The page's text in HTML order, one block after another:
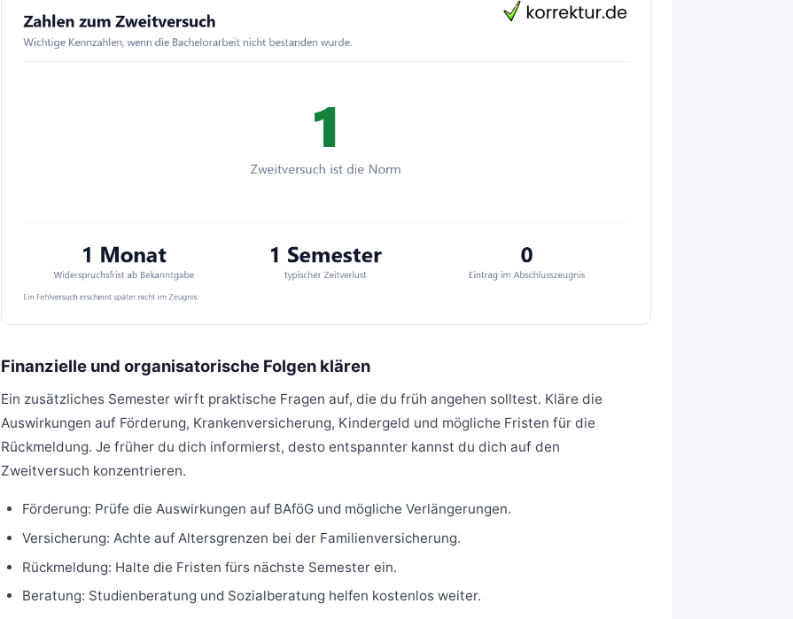
Finanzielle und organisatorische Folgen klären
Ein zusätzliches Semester wirft praktische Fragen auf, die du früh angehen solltest. Kläre die
Auswirkungen auf Förderung, Krankenversicherung, Kindergeld und mögliche Fristen für die
Rückmeldung. Je früher du dich informierst, desto entspannter kannst du dich auf den
Zweitversuch konzentrieren.
Förderung: Prüfe die Auswirkungen auf BAföG und mögliche Verlängerungen.
Versicherung: Achte auf Altersgrenzen bei der Familienversicherung.
Rückmeldung: Halte die Fristen fürs nächste Semester ein.
Beratung: Studienberatung und Sozialberatung helfen kostenlos weiter.